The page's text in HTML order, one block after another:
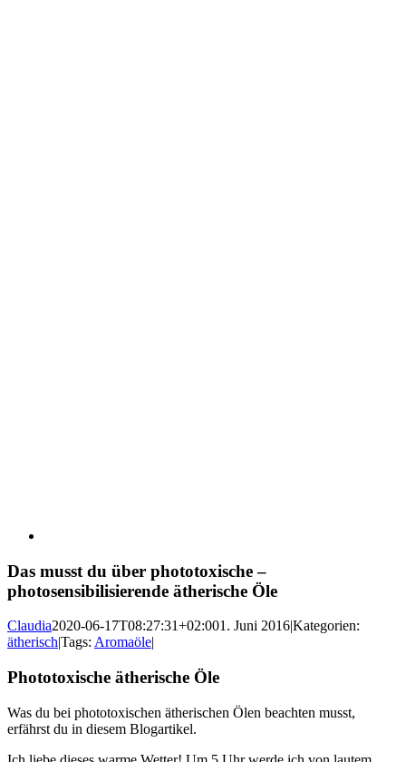
Das musst du über phototoxische –
photosensibilisierende ätherische Öle
Claudia2020-06-17T08:27:31+02:001. Juni 2016|Kategorien:
ätherisch|Tags: Aromaöle|
Phototoxische ätherische Öle
Was du bei phototoxischen ätherischen Ölen beachten musst,
erfährst du in diesem Blogartikel.